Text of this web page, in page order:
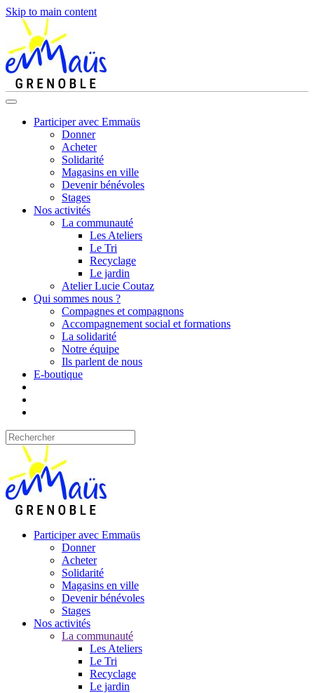
Skip to main content
Participer avec Emmaüs
Donner
Acheter
Solidarité
Magasins en ville
Devenir bénévoles
Stages
Nos activités
La communauté
Les Ateliers
Le Tri
Recyclage
Le jardin
Atelier Lucie Coutaz
Qui sommes nous ?
Compagnes et compagnons
Accompagnement social et formations
La solidarité
Notre équipe
Ils parlent de nous
E-boutique
Participer avec Emmaüs
Donner
Acheter
Solidarité
Magasins en ville
Devenir bénévoles
Stages
Nos activités
La communauté
Les Ateliers
Le Tri
Recyclage
Le jardin